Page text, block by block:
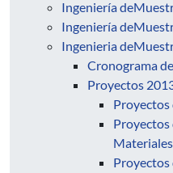
Ingeniería
Ingeniería
Ingenieria
Cronograma
Proyectos
Proyectos
Materiales